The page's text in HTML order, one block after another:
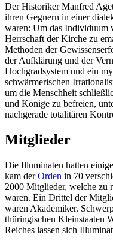
Der Historiker Manfred
ihren Gegnern in einer
waren: Um das Individuum
Herrschaft der Kirche zu
Methoden der
der Aufklärung und der
Hochgradsystem und ein
schwärmerischen
um die Menschheit
und Könige zu befreien,
nachgerade totalitären
Mitglieder
Die Illuminaten hatten
kam derOrden in 70
2000 Mitglieder, welche zu
waren. Ein Drittel der
waren Akademiker.
thüringischen Kleinstaaten
Reiches lassen sich